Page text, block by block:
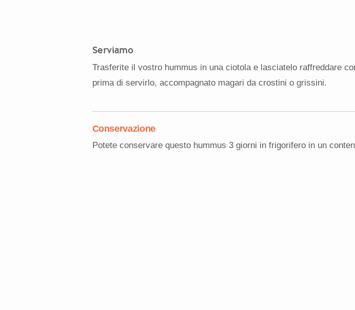
Serviamo
Trasferite il vostro hummus in una ciotola e lasciatelo raffreddare
prima di servirlo, accompagnato magari da crostini o grissini.
Conservazione
Potete conservare questo hummus 3 giorni in frigorifero in un